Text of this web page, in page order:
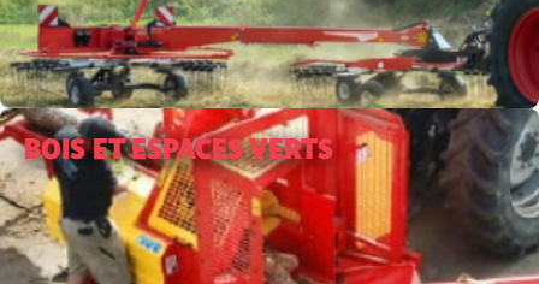
BOIS ET ESPACES VERTS